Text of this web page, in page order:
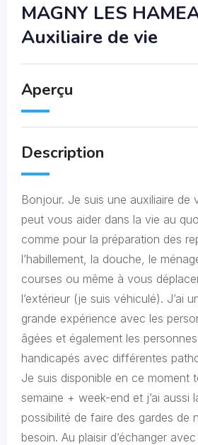
MAGNY LES
Auxiliaire de vie
Aperçu
Description
Bonjour. Je suis une auxiliaire de
peut vous aider dans la vie au
comme pour la préparation des
l’habillement, la douche, le
courses ou même à vous
l’extérieur (je suis véhiculé). J’ai
grande expérience avec les
âgées et également les personnes
handicapés avec différentes
Je suis disponible en ce moment
semaine + week-end et j’ai aussi
possibilité de faire des gardes de
besoin. Au plaisir d’échanger